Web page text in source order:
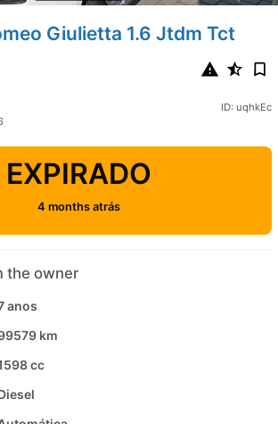
Giulietta 1.6 Jtdm Tct
ID: uqhkEc
EXPIRADO
4 months atrás
the owner
anos
km
cc